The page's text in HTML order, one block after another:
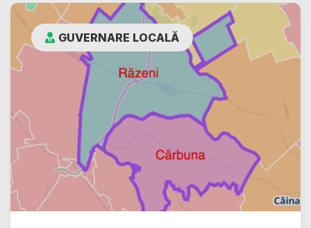
GUVERNARE LOCALĂ